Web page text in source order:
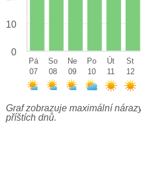
10
0
Pá
07
So
08
Ne
09
Po
10
Út
11
St
12
Graf zobrazuje maximální
příštích dnů.